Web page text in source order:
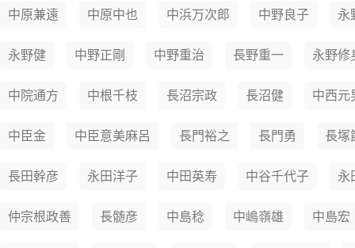
中原兼遠 中原中也 中浜万次郎 中野良子 永
永野健 中野正剛 中野重治 長野重一 永野修
中院通方 中根千枝 長沼宗政 長沼健 中西元
中臣金 中臣意美麻呂 長門裕之 長門勇 長塚
長田幹彦 永田洋子 中田英寿 中谷千代子 永
仲宗根政善 長髄彦 中島稔 中嶋嶺雄 中島宏